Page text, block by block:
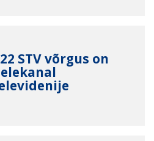
STV võrgus on